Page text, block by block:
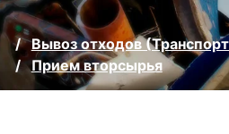
Вывоз отходов
Прием вторсырья